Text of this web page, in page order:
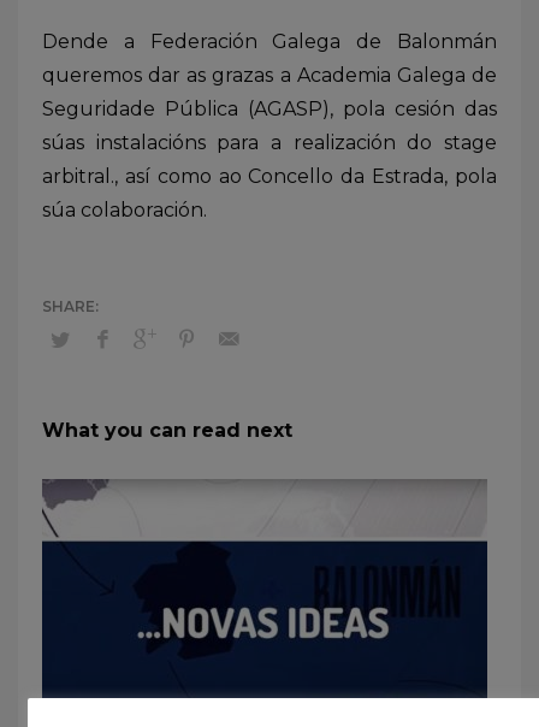
Dende a Federación Galega de Balonmán
queremos dar as grazas a Academia Galega de
Seguridade Pública (AGASP), pola cesión das
súas instalacións para a realización do stage
arbitral., así como ao Concello da Estrada, pola
súa colaboración.
What you can read next